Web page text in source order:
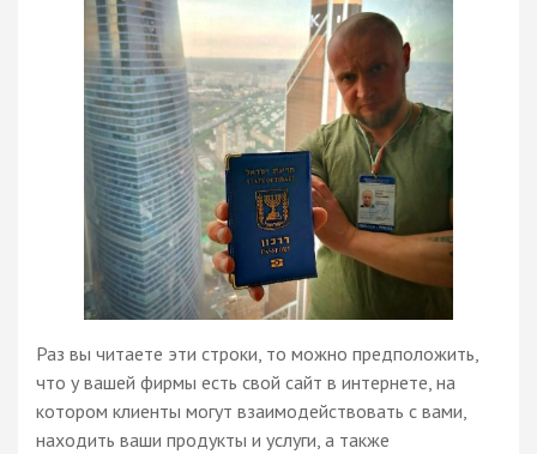
Раз вы читаете эти строки, то можно предположить,
что у вашей фирмы есть свой сайт в интернете, на
котором клиенты могут взаимодействовать с вами,
находить ваши продукты и услуги, а также